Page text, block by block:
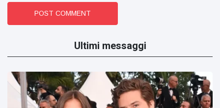
POST COMMENT
Ultimi messaggi